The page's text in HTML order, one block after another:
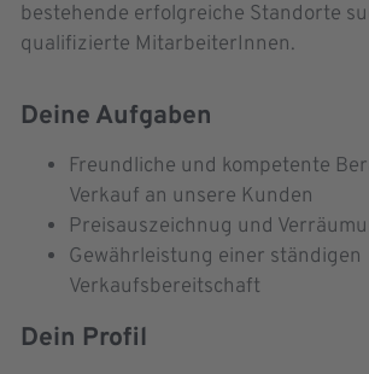
bestehende erfolgreiche Standorte
qualifizierte MitarbeiterInnen.
Deine Aufgaben
Freundliche und kompetente
Verkauf an unsere Kunden
Preisauszeichnug und
Gewährleistung einer ständigen
Verkaufsbereitschaft
Dein Profil